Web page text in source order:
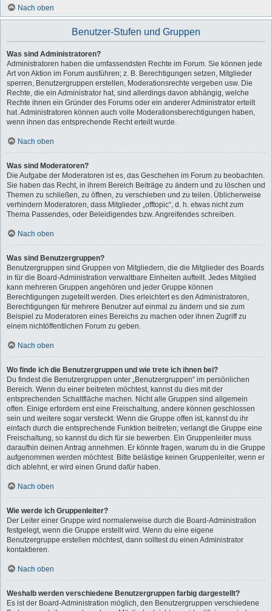
Nach oben
Benutzer-Stufen und Gruppen
Was sind Administratoren?
Administratoren haben die umfassendsten Rechte im Forum. Sie können jede
Art von Aktion im Forum ausführen; z. B. Berechtigungen setzen, Mitglieder
sperren, Benutzergruppen erstellen, Moderationsrechte vergeben usw. Die
Rechte, die ein Administrator hat, sind allerdings davon abhängig, welche
Rechte ihnen ein Gründer des Forums oder ein anderer Administrator erteilt
hat. Administratoren können auch volle Moderationsberechtigungen haben,
wenn ihnen das entsprechende Recht erteilt wurde.
Nach oben
Was sind Moderatoren?
Die Aufgabe der Moderatoren ist es, das Geschehen im Forum zu beobachten.
Sie haben das Recht, in ihrem Bereich Beiträge zu ändern und zu löschen und
Themen zu schließen, zu öffnen, zu verschieben und zu teilen. Üblicherweise
verhindern Moderatoren, dass Mitglieder „offtopic“, d. h. etwas nicht zum
Thema Passendes, oder Beleidigendes bzw. Angreifendes schreiben.
Nach oben
Was sind Benutzergruppen?
Benutzergruppen sind Gruppen von Mitgliedern, die die Mitglieder des Boards
in für die Board-Administration verwaltbare Einheiten aufteilt. Jedes Mitglied
kann mehreren Gruppen angehören und jeder Gruppe können
Berechtigungen zugeteilt werden. Dies erleichtert es den Administratoren,
Berechtigungen für mehrere Benutzer auf einmal zu ändern und sie zum
Beispiel zu Moderatoren eines Bereichs zu machen oder ihnen Zugriff zu
einem nichtöffentlichen Forum zu geben.
Nach oben
Wo finde ich die Benutzergruppen und wie trete ich ihnen bei?
Du findest die Benutzergruppen unter „Benutzergruppen“ im persönlichen
Bereich. Wenn du einer beitreten möchtest, kannst du dies mit der
entsprechenden Schaltfläche machen. Nicht alle Gruppen sind allgemein
offen. Einige erfordern erst eine Freischaltung, andere können geschlossen
sein und weitere sogar versteckt. Wenn die Gruppe offen ist, kannst du ihr
einfach durch die entsprechende Funktion beitreten; verlangt die Gruppe eine
Freischaltung, so kannst du dich für sie bewerben. Ein Gruppenleiter muss
daraufhin deinen Antrag annehmen. Er könnte fragen, warum du in die Gruppe
aufgenommen werden möchtest. Bitte belästige keinen Gruppenleiter, wenn er
dich ablehnt, er wird einen Grund dafür haben.
Nach oben
Wie werde ich Gruppenleiter?
Der Leiter einer Gruppe wird normalerweise durch die Board-Administration
festgelegt, wenn die Gruppe erstellt wird. Wenn du eine eigene
Benutzergruppe erstellen möchtest, dann solltest du einen Administrator
kontaktieren.
Nach oben
Weshalb werden verschiedene Benutzergruppen farbig dargestellt?
Es ist der Board-Administration möglich, den Benutzergruppen verschiedene